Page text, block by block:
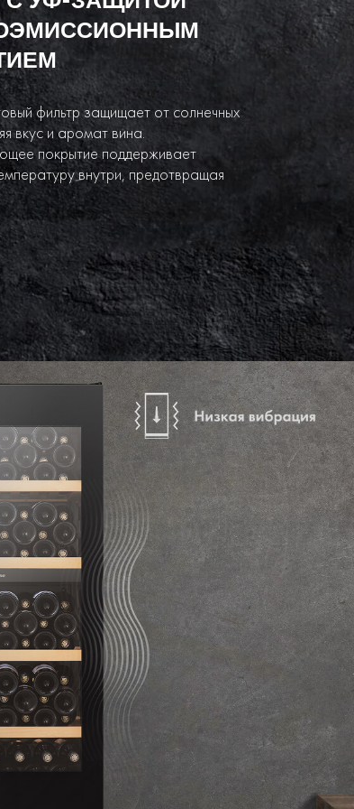
фильтр защищает от солнечных
вкус и аромат вина.
покрытие поддерживает
внутри, предотвращая